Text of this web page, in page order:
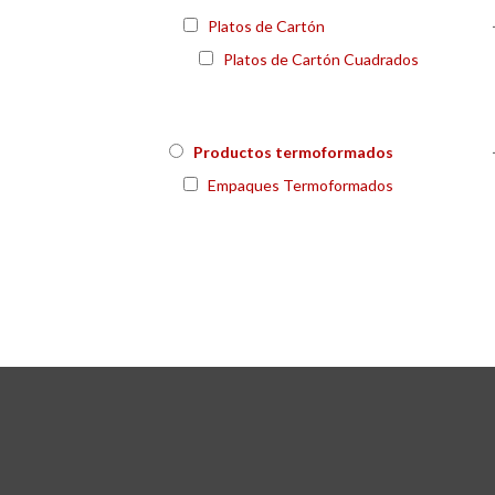
Platos de Cartón
Platos de Cartón Cuadrados
Productos termoformados
Empaques Termoformados